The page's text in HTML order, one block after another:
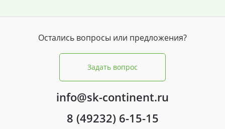
Остались вопросы или предложения?
Задать вопрос
info@sk-continent.ru
8 (49232) 6-15-15